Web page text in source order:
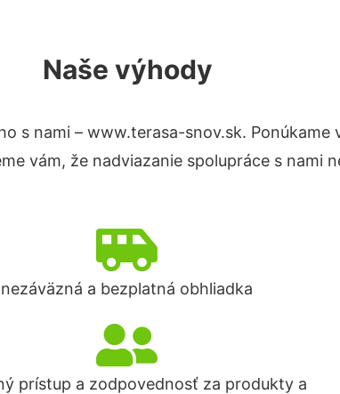
Naše výhody
s nami – www.terasa-snov.sk.
vám, že nadviazanie spolupráce s nami
nezáväzná a bezplatná obhliadka
prístup a zodpovednosť za produkty a